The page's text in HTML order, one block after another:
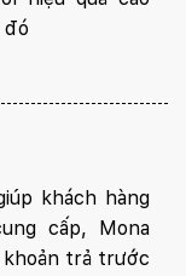
đó
khách hàng
cấp, Mona
khoản trả trước